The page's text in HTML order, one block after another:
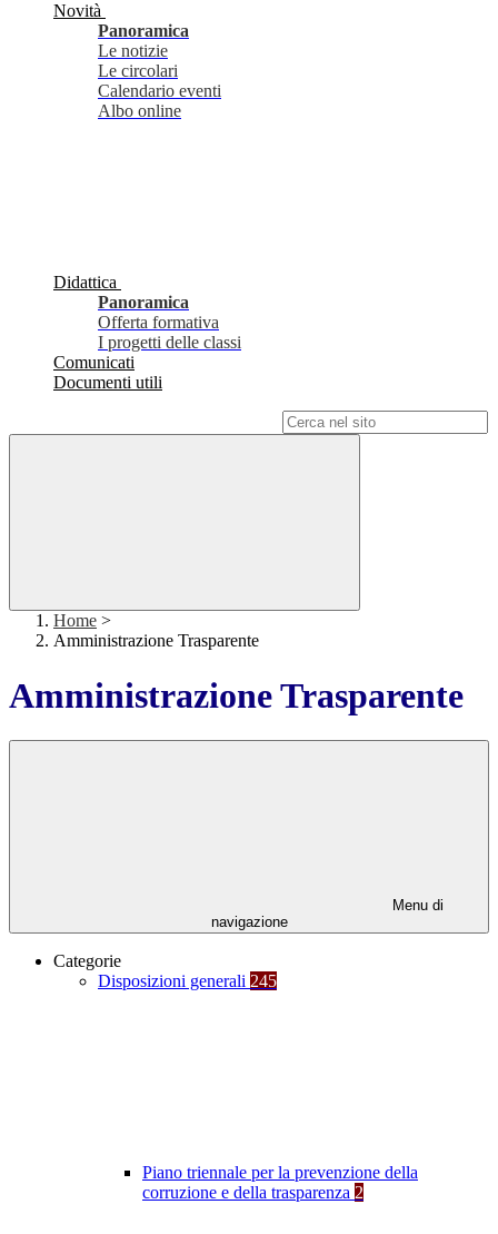
Novità
Panoramica
Le notizie
Le circolari
Calendario eventi
Albo online
Didattica
Panoramica
Offerta formativa
I progetti delle classi
Comunicati
Documenti utili
Home >
Amministrazione Trasparente
Amministrazione Trasparente
Menu di
navigazione
Categorie
Disposizioni generali 245
Piano triennale per la prevenzione della
corruzione e della trasparenza 2